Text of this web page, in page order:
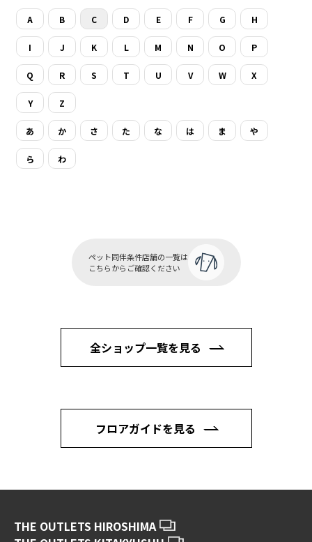
A B C D E F G H
I J K L M N O P
Q R S T U V W X
Y Z
あ か さ た な は ま や
ら わ
ペット同伴条件店舗の一覧は
こちらからご確認ください
全ショップ一覧を見る
フロアガイドを見る
THE OUTLETS HIROSHIMA